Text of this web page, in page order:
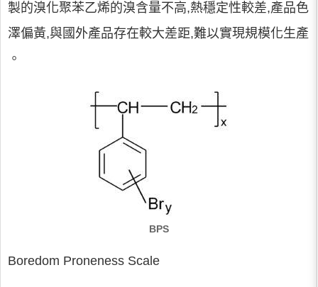
製的溴化聚苯乙烯的溴含量不高,熱穩定性較差,產品色
澤偏黃,與國外產品存在較大差距,難以實現規模化生產
。
BPS
Boredom Proneness Scale